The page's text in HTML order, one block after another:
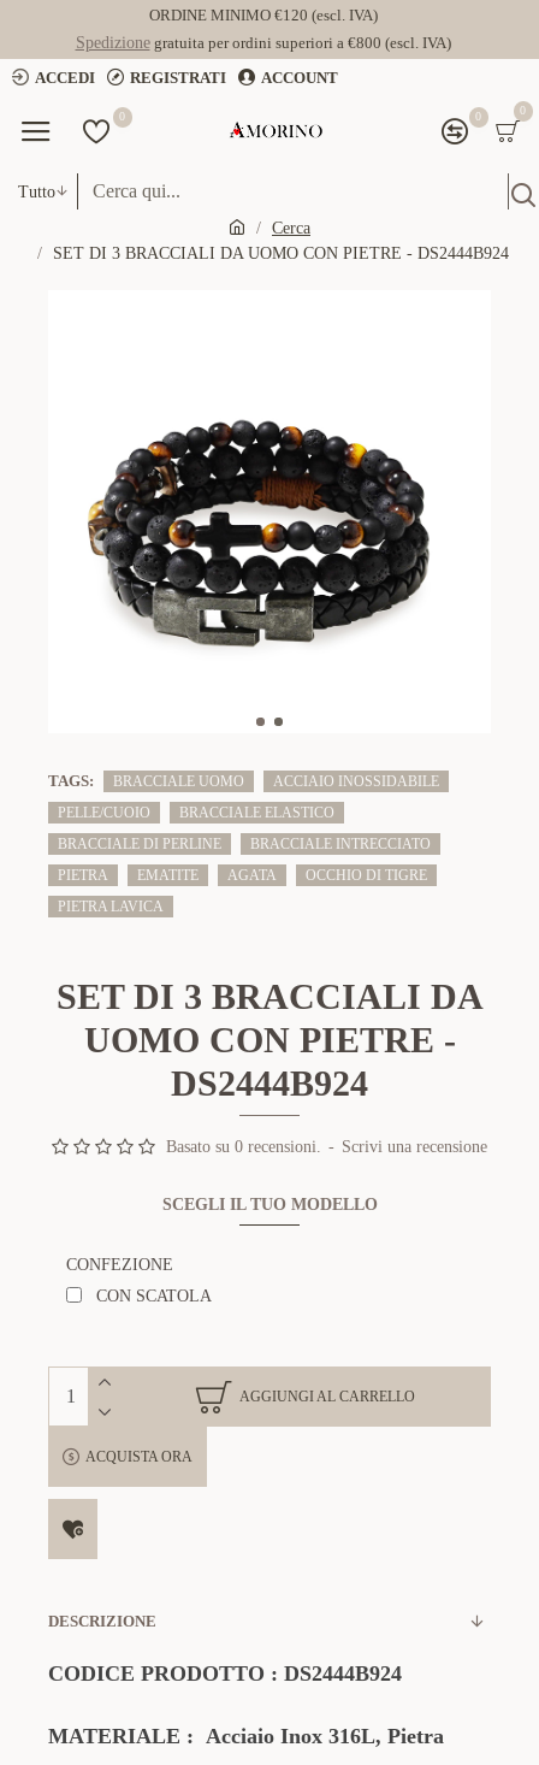
ORDINE MINIMO €120 (escl. IVA)
Spedizionegratuita per ordini superiori a €800 (escl. IVA)
ACCEDI
REGISTRATI ACCOUNT
0 0 0
Tutto
Cerca
SET DI 3 BRACCIALI DA UOMO CON PIETRE - DS2444B924
TAGS: BRACCIALE UOMO
ACCIAIO INOSSIDABILE
PELLE/CUOIO
BRACCIALE ELASTICO
BRACCIALE DI PERLINE
BRACCIALE INTRECCIATO
PIETRA
EMATITE AGATA
OCCHIO DI TIGRE
PIETRA LAVICA
SET DI 3 BRACCIALI DA
UOMO CON PIETRE -
DS2444B924
Basato su 0 recensioni. - Scrivi una recensione
SCEGLI IL TUO MODELLO
CONFEZIONE
CON SCATOLA
AGGIUNGI AL CARRELLO
ACQUISTA ORA
DESCRIZIONE
CODICE PRODOTTO : DS2444B924
MATERIALE : Acciaio Inox 316L, Pietra